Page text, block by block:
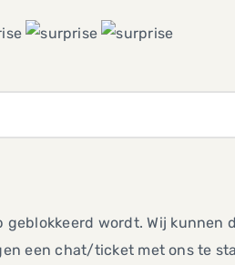
wordt. Wij kunnen
een chat/ticket met ons te